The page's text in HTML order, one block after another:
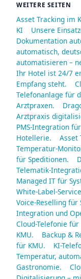
WEITERE SEITEN
Asset Tracking im
KI
Unsere
Dokumentation
automatisch,
automatisieren –
Ihr Hotel ist 24/7
Empfang steht.
Telefonanlage für
Arztpraxen.
Arztpraxis
PMS-Integration
Hotellerie.
Asset
Temperatur-
für Speditionen.
Telematik-
Managed IT für
White-Label-
Voice-Reselling für
Integration und
Cloud-Telefonie für
KMU.
Backup &
für KMU.
KI-
Temperatur,
Gastronomie.